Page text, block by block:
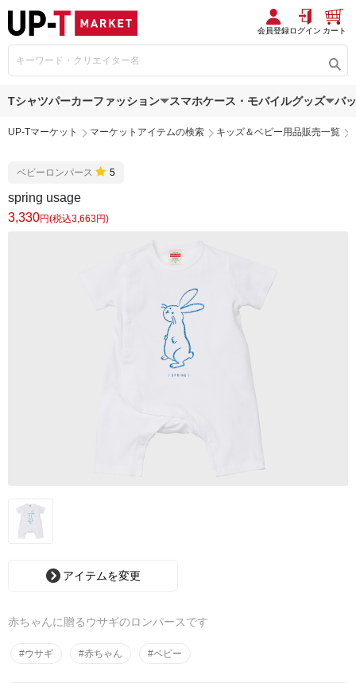
会員登録ログイン カート
Tシャツパーカーファッション スマホケース・モバイルグッズ バ
UP-Tマーケット マーケットアイテムの検索 キッズ＆ベビー用品販売一覧
ベビーロンパース 5
spring usage
3,330円(税込3,663円)
アイテムを変更
赤ちゃんに贈るウサギのロンパースです
#ウサギ #赤ちゃん #ベビー